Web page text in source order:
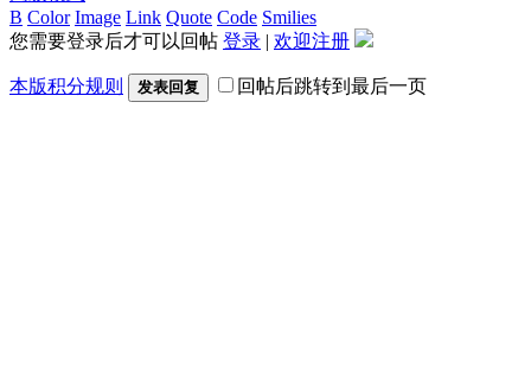
B Color Image Link Quote Code Smilies
您需要登录后才可以回帖 登录 | 欢迎注册
本版积分规则 发表回复 回帖后跳转到最后一页